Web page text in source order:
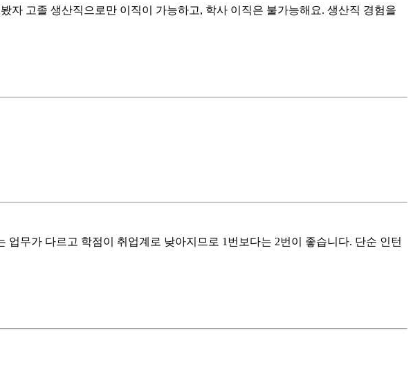
자 고졸 생산직으로만 이직이 가능하고, 학사 이직은 불가능해요. 생산직 경험을
무가 다르고 학점이 취업계로 낮아지므로 1번보다는 2번이 좋습니다. 단순 인턴